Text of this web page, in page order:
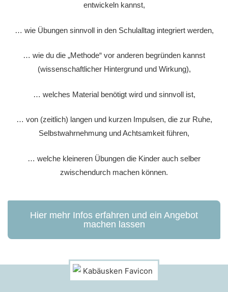
entwickeln kannst,
… wie Übungen sinnvoll in den Schulalltag integriert werden,
… wie du die „Methode“ vor anderen begründen kannst
(wissenschaftlicher Hintergrund und Wirkung),
… welches Material benötigt wird und sinnvoll ist,
… von (zeitlich) langen und kurzen Impulsen, die zur Ruhe,
Selbstwahrnehmung und Achtsamkeit führen,
… welche kleineren Übungen die Kinder auch selber
zwischendurch machen können.
Hier mehr Infos erfahren und ein Angebot
machen lassen